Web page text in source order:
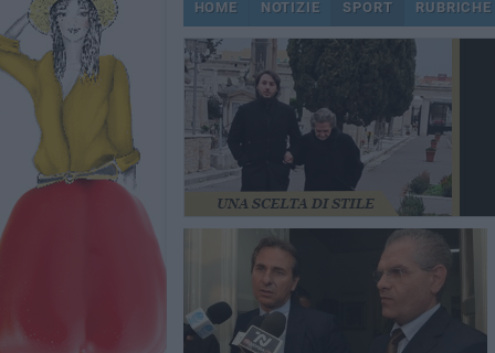
HOME NOTIZIE SPORT RUBRICHE